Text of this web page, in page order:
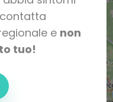
contatta
e non
tuo!